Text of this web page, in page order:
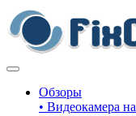
Обзоры
• Видеокамера